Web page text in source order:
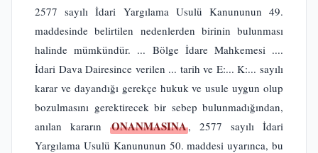
2577 sayılı İdari Yargılama Usulü Kanununun 49.
maddesinde belirtilen nedenlerden birinin bulunması
halinde mümkündür. ... Bölge İdare Mahkemesi ....
İdari Dava Dairesince verilen ... tarih ve E:... K:... sayılı
karar ve dayandığı gerekçe hukuk ve usule uygun olup
bozulmasını gerektirecek bir sebep bulunmadığından,
anılan kararın ONANMASINA, 2577 sayılı İdari
Yargılama Usulü Kanununun 50. maddesi uyarınca, bu